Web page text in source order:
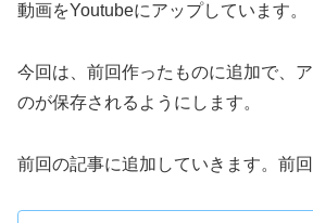
動画をYoutubeにアップしています。
今回は、前回作ったものに追加で、
のが保存されるようにします。
前回の記事に追加していきます。前